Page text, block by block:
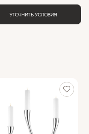
УТОЧНИТЬ УСЛОВИЯ